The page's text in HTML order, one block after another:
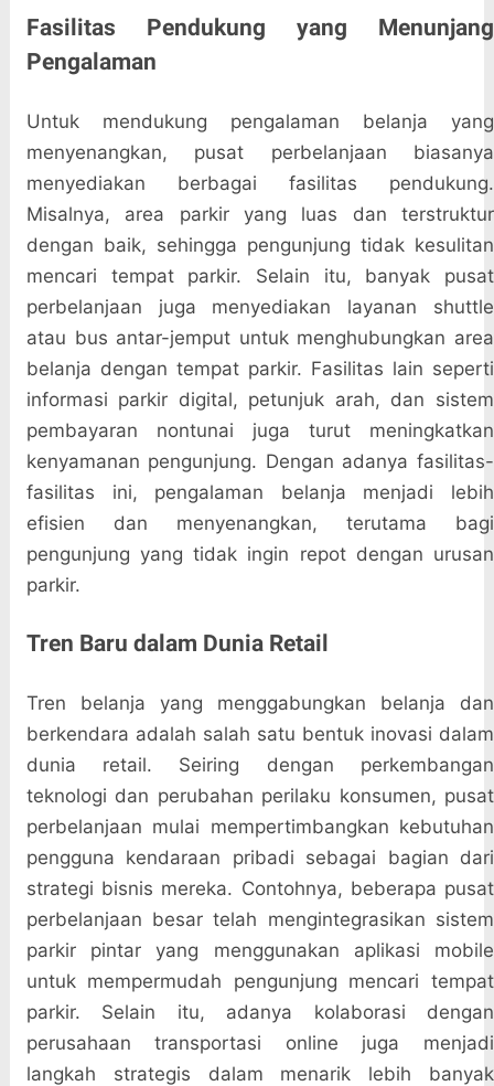
Fasilitas Pendukung yang Menunjang
Pengalaman
Untuk mendukung pengalaman belanja yang
menyenangkan, pusat perbelanjaan biasanya
menyediakan berbagai fasilitas pendukung.
Misalnya, area parkir yang luas dan terstruktur
dengan baik, sehingga pengunjung tidak kesulitan
mencari tempat parkir. Selain itu, banyak pusat
perbelanjaan juga menyediakan layanan shuttle
atau bus antar-jemput untuk menghubungkan area
belanja dengan tempat parkir. Fasilitas lain seperti
informasi parkir digital, petunjuk arah, dan sistem
pembayaran nontunai juga turut meningkatkan
kenyamanan pengunjung. Dengan adanya fasilitas-
fasilitas ini, pengalaman belanja menjadi lebih
efisien dan menyenangkan, terutama bagi
pengunjung yang tidak ingin repot dengan urusan
parkir.
Tren Baru dalam Dunia Retail
Tren belanja yang menggabungkan belanja dan
berkendara adalah salah satu bentuk inovasi dalam
dunia retail. Seiring dengan perkembangan
teknologi dan perubahan perilaku konsumen, pusat
perbelanjaan mulai mempertimbangkan kebutuhan
pengguna kendaraan pribadi sebagai bagian dari
strategi bisnis mereka. Contohnya, beberapa pusat
perbelanjaan besar telah mengintegrasikan sistem
parkir pintar yang menggunakan aplikasi mobile
untuk mempermudah pengunjung mencari tempat
parkir. Selain itu, adanya kolaborasi dengan
perusahaan transportasi online juga menjadi
langkah strategis dalam menarik lebih banyak